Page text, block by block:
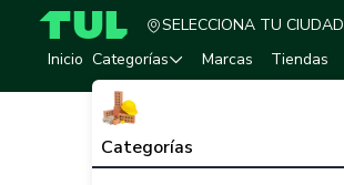
TUL - Tu Marketplace de Construcción
SELECCIONA TU CIUDAD
Inicio Categorías
Categorías
Marcas Tiendas